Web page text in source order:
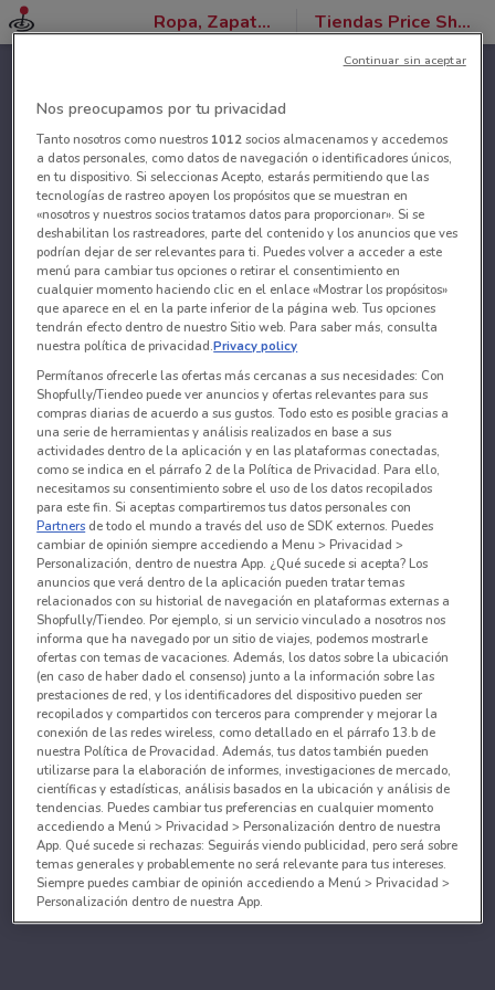
Ropa, Zapatos y Accesorios Tiendas Price Shoes
Nos preocupamos por tu privacidad
Tanto nosotros como nuestros 1012socios almacenamos y accedemos
a datos personales, como datos de navegación o identificadores únicos,
en tu dispositivo. Si seleccionas Acepto, estarás permitiendo que las
tecnologías de rastreo apoyen los propósitos que se muestran en
«nosotros y nuestros socios tratamos datos para proporcionar». Si se
deshabilitan los rastreadores, parte del contenido y los anuncios que ves
podrían dejar de ser relevantes para ti. Puedes volver a acceder a este
menú para cambiar tus opciones o retirar el consentimiento en
cualquier momento haciendo clic en el enlace «Mostrar los propósitos»
que aparece en el en la parte inferior de la página web. Tus opciones
tendrán efecto dentro de nuestro Sitio web. Para saber más, consulta
nuestra política de privacidad.Privacy policy
Permítanos ofrecerle las ofertas más cercanas a sus necesidades: Con
Shopfully/Tiendeo puede ver anuncios y ofertas relevantes para sus
compras diarias de acuerdo a sus gustos. Todo esto es posible gracias a
una serie de herramientas y análisis realizados en base a sus
actividades dentro de la aplicación y en las plataformas conectadas,
como se indica en el párrafo 2 de la Política de Privacidad. Para ello,
necesitamos su consentimiento sobre el uso de los datos recopilados
para este fin. Si aceptas compartiremos tus datos personales con
Partners de todo el mundo a través del uso de SDK externos. Puedes
cambiar de opinión siempre accediendo a Menu > Privacidad >
Personalización, dentro de nuestra App. ¿Qué sucede si acepta? Los
anuncios que verá dentro de la aplicación pueden tratar temas
relacionados con su historial de navegación en plataformas externas a
Shopfully/Tiendeo. Por ejemplo, si un servicio vinculado a nosotros nos
informa que ha navegado por un sitio de viajes, podemos mostrarle
ofertas con temas de vacaciones. Además, los datos sobre la ubicación
(en caso de haber dado el consenso) junto a la información sobre las
prestaciones de red, y los identificadores del dispositivo pueden ser
recopilados y compartidos con terceros para comprender y mejorar la
conexión de las redes wireless, como detallado en el párrafo 13.b de
nuestra Política de Provacidad. Además, tus datos también pueden
utilizarse para la elaboración de informes, investigaciones de mercado,
científicas y estadísticas, análisis basados en la ubicación y análisis de
tendencias. Puedes cambiar tus preferencias en cualquier momento
accediendo a Menú > Privacidad > Personalización dentro de nuestra
App. Qué sucede si rechazas: Seguirás viendo publicidad, pero será sobre
temas generales y probablemente no será relevante para tus intereses.
Siempre puedes cambiar de opinión accediendo a Menú > Privacidad >
Personalización dentro de nuestra App.
Continuar sin aceptar